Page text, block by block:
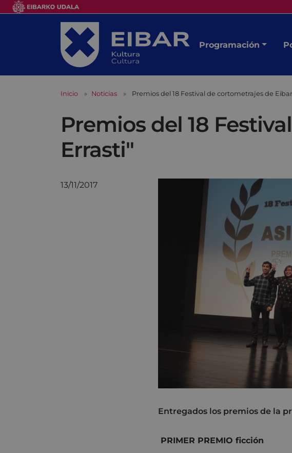
Programación
Inicio Noticias Premios del 18 Festival de cortometrajes de
Premios del 18
Errasti"
13/11/2017
Entregados los premios de la
PRIMER PREMIO ficción